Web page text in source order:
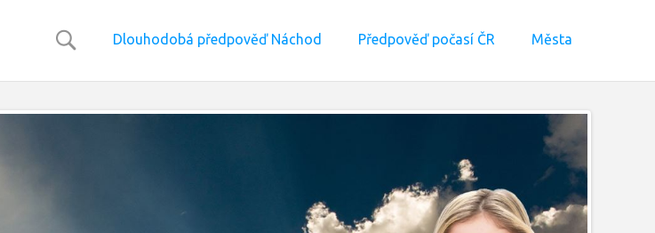
Dlouhodobá předpověď Náchod Předpověď počasí ČR Města